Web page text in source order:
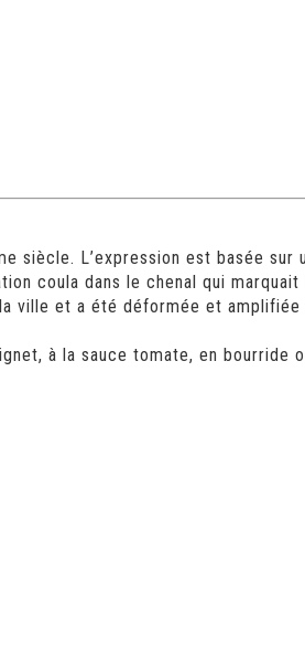
siècle. L’expression est basée sur
coula dans le chenal qui marquait
ville et a été déformée et amplifiée
à la sauce tomate, en bourride